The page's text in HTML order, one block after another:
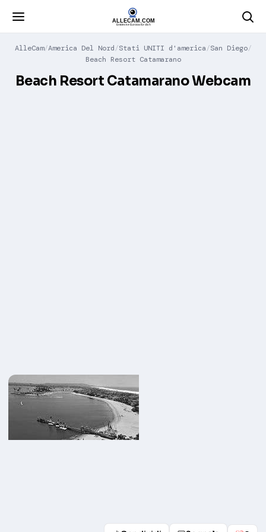
AlleCam America Del Nord Stati UNITI d'america San Diego
Beach Resort Catamarano
Beach Resort Catamarano Webcam